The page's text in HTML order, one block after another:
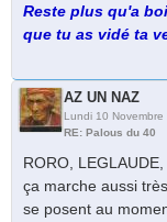
Reste plus qu'a
que tu as vidé ta
AZ UN NAZ
Lundi 10
RE: Palous du 40
RORO,
ça marche aussi
se posent au